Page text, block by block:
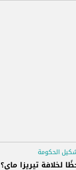
الحكومة
لخلافة تيريزا ماي؟